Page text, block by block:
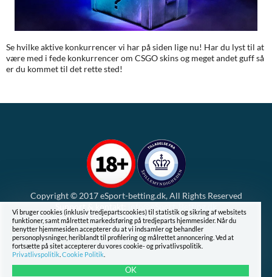
Se hvilke aktive konkurrencer vi har på siden lige nu! Har du lyst til at
være med i fede konkurrencer om CSGO skins og meget andet guff så
er du kommet til det rette sted!
Copyright © 2017 eSport-betting.dk, All Rights Reserved
Cookie Politik
Privatlivspolitik
Vi bruger cookies (inklusiv tredjepartscookies) til statistik og sikring af websitets
funktioner, samt målrettet markedsføring på tredjeparts hjemmesider. Når du
benytter hjemmesiden accepterer du at vi indsamler og behandler
personoplysninger, heriblandt til profilering og målrettet annoncering. Ved at
fortsætte på sitet accepterer du vores cookie- og privatlivspolitik.
Privatlivspolitik Cookie Politik
OK